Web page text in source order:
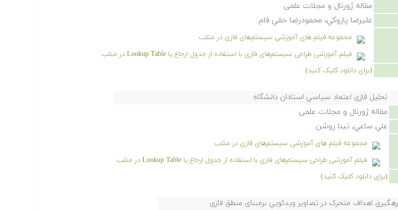
مقاله ژورنال و مجلات علمی
عليرضا پازوكي، محمودرضا حقي فام
مجموعه فیلم های آموزشی سیستم‌های فازی در متلب
فیلم آموزشی طراحی سیستم‌های فازی با استفاده از جدول ارجاع یا Lookup Table در متلب
(برای دانلود کلیک کنید)
تحلیل فازی اعتماد سیاسي استادان دانشگاه
مقاله ژورنال و مجلات علمی
علي ساعي, تینا روشن
مجموعه فیلم های آموزشی سیستم‌های فازی در متلب
فیلم آموزشی طراحی سیستم‌های فازی با استفاده از جدول ارجاع یا Lookup Table در متلب
(برای دانلود کلیک کنید)
رهگيری اهداف متحرک در تصاوير ويدئويي برمبنای منطق فازی